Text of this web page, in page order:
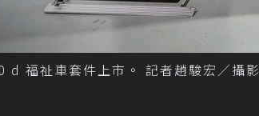
福祉車套件上市。 記者趙駿宏／攝影